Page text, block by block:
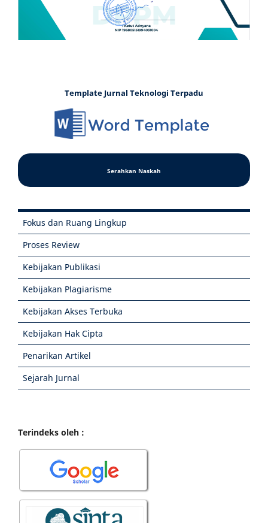
Template Jurnal Teknologi Terpadu
Serahkan Naskah
Fokus dan Ruang Lingkup
Proses Review
Kebijakan Publikasi
Kebijakan Plagiarisme
Kebijakan Akses Terbuka
Kebijakan Hak Cipta
Penarikan Artikel
Sejarah Jurnal
Terindeks oleh :